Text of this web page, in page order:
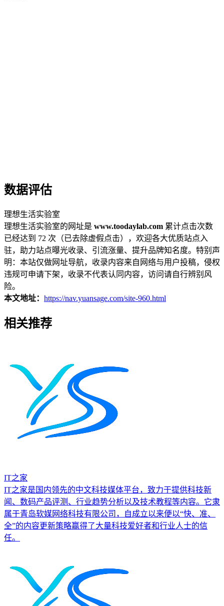
数据评估
理想生活实验室
理想生活实验室的网址是 www.toodaylab.com 累计点击次数
已经达到 72 次（已去除虚假点击），欢迎各大优质站点入
驻，助力站点曝光收录、引流涨量、提升品牌知名度。特别声
明：本站仅做网址导航，收录内容来自网络与用户投稿，侵权
违规可申请下架，收录不代表认同内容，访问请自行辨别风
险。
本文地址： https://nav.yuansage.com/site-960.html
相关推荐
IT之家
IT之家是国内领先的中文科技媒体平台，致力于提供科技新
闻、数码产品评测、行业趋势分析以及技术教程等内容。它隶
属于青岛软媒网络科技有限公司，自成立以来便以“快、准、
全”的内容更新策略赢得了大量科技爱好者和行业人士的信
任。